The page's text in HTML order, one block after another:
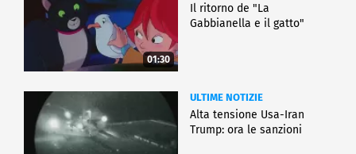
01:30
Il ritorno de "La
Gabbianella e il gatto"
ULTIME NOTIZIE
Alta tensione Usa-Iran
Trump: ora le sanzioni